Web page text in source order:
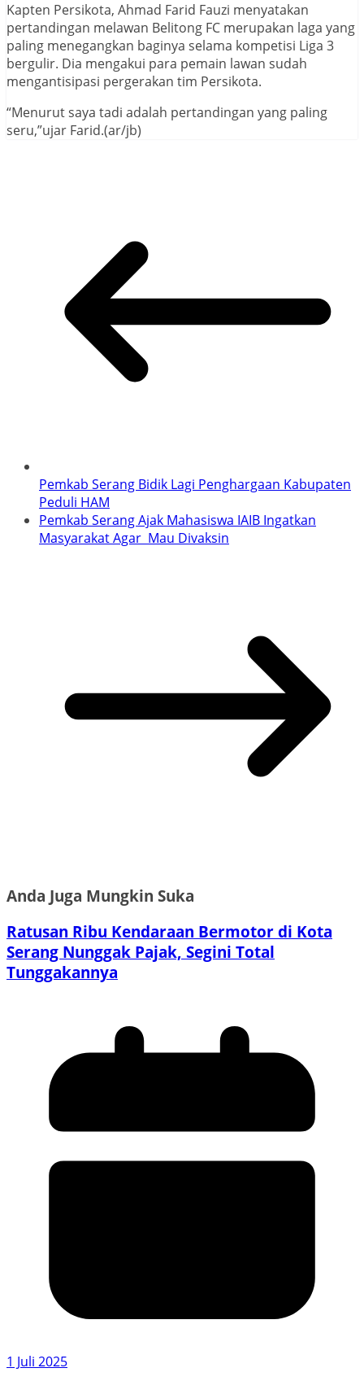
Kapten Persikota, Ahmad Farid Fauzi menyatakan
pertandingan melawan Belitong FC merupakan laga yang
paling menegangkan baginya selama kompetisi Liga 3
bergulir. Dia mengakui para pemain lawan sudah
mengantisipasi pergerakan tim Persikota.
“Menurut saya tadi adalah pertandingan yang paling
seru,”ujar Farid.(ar/jb)
Pemkab Serang Bidik Lagi Penghargaan Kabupaten
Peduli HAM
Pemkab Serang Ajak Mahasiswa IAIB Ingatkan
Masyarakat Agar Mau Divaksin
Anda Juga Mungkin Suka
Ratusan Ribu Kendaraan Bermotor di Kota
Serang Nunggak Pajak, Segini Total
Tunggakannya
1 Juli 2025